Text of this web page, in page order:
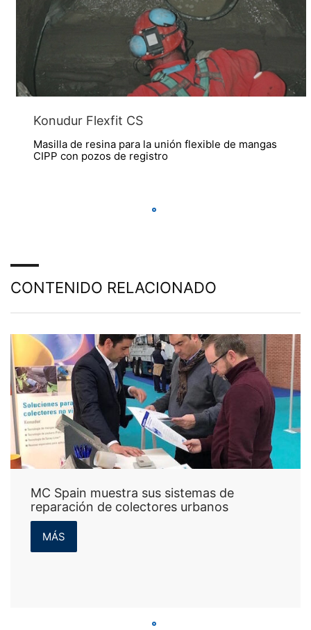
Konudur Flexfit CS
Masilla de resina para la unión flexible de mangas
CIPP con pozos de registro
CONTENIDO RELACIONADO
MC Spain muestra sus sistemas de
reparación de colectores urbanos
MÁS